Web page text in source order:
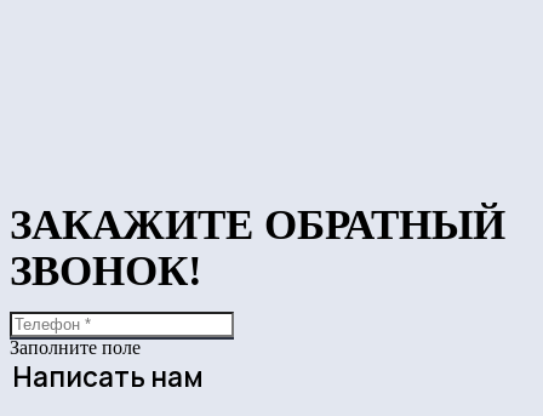
ЗАКАЖИТЕ ОБРАТНЫЙ
ЗВОНОК!
Заполните поле
Написать нам